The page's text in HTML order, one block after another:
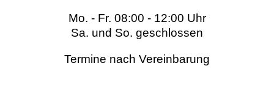
Mo. - Fr. 08:00 - 12:00 Uhr
Sa. und So. geschlossen
Termine nach Vereinbarung